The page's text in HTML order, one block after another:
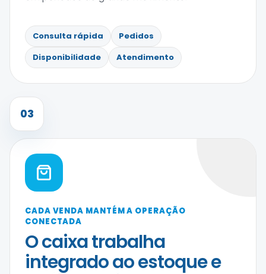
Consulta rápida
Pedidos
Disponibilidade
Atendimento
03
CADA VENDA MANTÉM A OPERAÇÃO
CONECTADA
O caixa trabalha
integrado ao estoque e